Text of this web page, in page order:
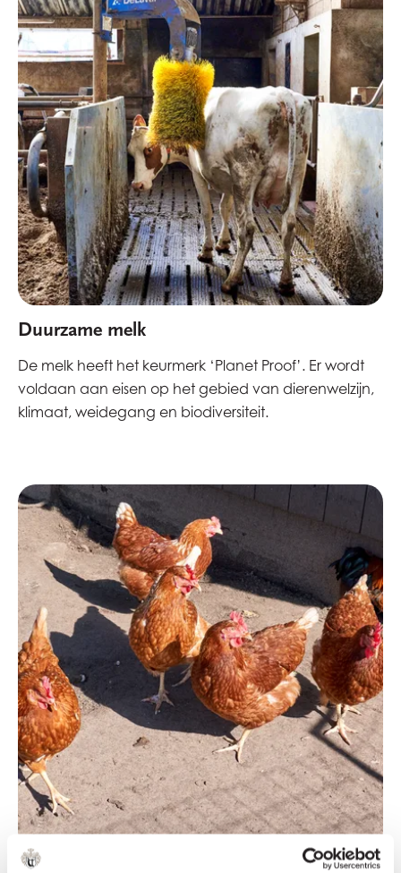
Duurzame melk
De melk heeft het keurmerk ‘Planet Proof’. Er wordt
voldaan aan eisen op het gebied van dierenwelzijn,
klimaat, weidegang en biodiversiteit.